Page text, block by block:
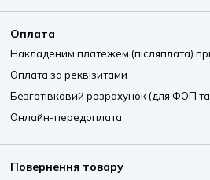
Оплата
Накладеним платежем (післяплата)
Оплата за реквізитами
Безготівковий розрахунок (для ФОП
Онлайн-передоплата
Повернення товару